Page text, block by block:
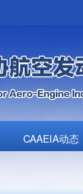
CAAEIA动态